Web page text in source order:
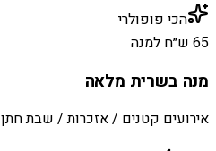
הכי פופולרי
65 ש״ח למנה
מנה בשרית מלאה
אירועים קטנים / אזכרות / שבת חתן